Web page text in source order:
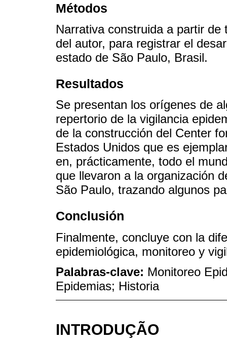
Métodos
Narrativa construida a partir
del autor, para registrar el
estado de São Paulo, Brasil.
Resultados
Se presentan los orígenes de
repertorio de la vigilancia
de la construcción del Center
Estados Unidos que es
en, prácticamente, todo el
que llevaron a la organización
São Paulo, trazando algunos
Conclusión
Finalmente, concluye con la
epidemiológica, monitoreo y
Palabras-clave: Monitoreo
Epidemias; Historia
INTRODUÇÃO